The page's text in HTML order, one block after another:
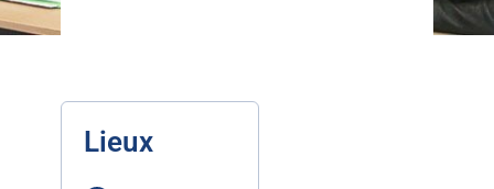
Lieux